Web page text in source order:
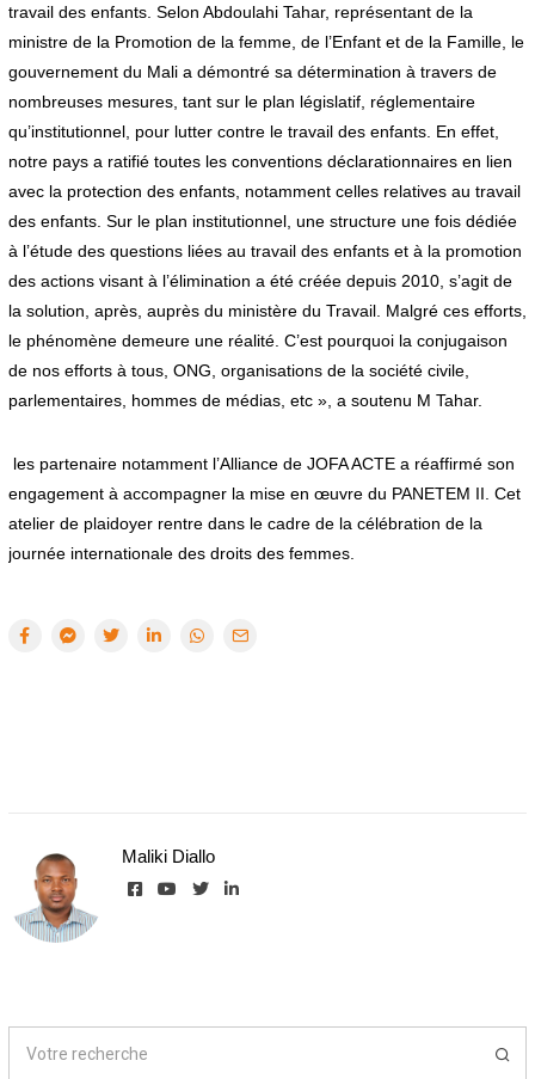
travail des enfants. Selon Abdoulahi Tahar, représentant de la
ministre de la Promotion de la femme, de l’Enfant et de la Famille, le
gouvernement du Mali a démontré sa détermination à travers de
nombreuses mesures, tant sur le plan législatif, réglementaire
qu’institutionnel, pour lutter contre le travail des enfants. En effet,
notre pays a ratifié toutes les conventions déclarationnaires en lien
avec la protection des enfants, notamment celles relatives au travail
des enfants. Sur le plan institutionnel, une structure une fois dédiée
à l’étude des questions liées au travail des enfants et à la promotion
des actions visant à l’élimination a été créée depuis 2010, s’agit de
la solution, après, auprès du ministère du Travail. Malgré ces efforts,
le phénomène demeure une réalité. C’est pourquoi la conjugaison
de nos efforts à tous, ONG, organisations de la société civile,
parlementaires, hommes de médias, etc », a soutenu M Tahar.
les partenaire notamment l’Alliance de JOFA ACTE a réaffirmé son
engagement à accompagner la mise en œuvre du PANETEM II. Cet
atelier de plaidoyer rentre dans le cadre de la célébration de la
journée internationale des droits des femmes.
Maliki Diallo